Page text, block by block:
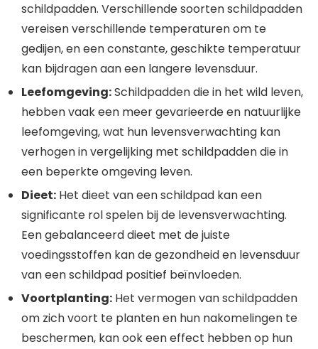
schildpadden. Verschillende soorten schildpadden
vereisen verschillende temperaturen om te
gedijen, en een constante, geschikte temperatuur
kan bijdragen aan een langere levensduur.
Leefomgeving:Schildpadden die in het wild leven,
hebben vaak een meer gevarieerde en natuurlijke
leefomgeving, wat hun levensverwachting kan
verhogen in vergelijking met schildpadden die in
een beperkte omgeving leven.
Dieet: Het dieet van een schildpad kan een
significante rol spelen bij de levensverwachting.
Een gebalanceerd dieet met de juiste
voedingsstoffen kan de gezondheid en levensduur
van een schildpad positief beïnvloeden.
Voortplanting: Het vermogen van schildpadden
om zich voort te planten en hun nakomelingen te
beschermen, kan ook een effect hebben op hun